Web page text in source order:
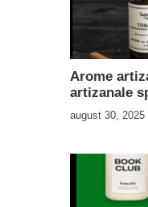
Arome
artizanale
august 30, 2025